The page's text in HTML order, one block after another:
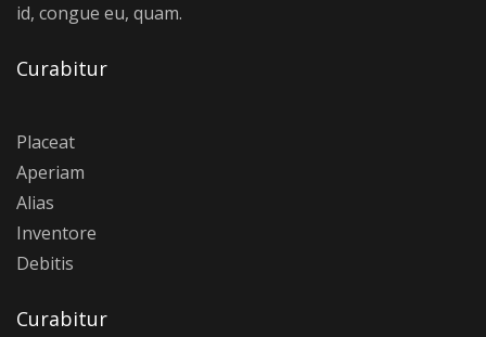
id, congue eu, quam.
Curabitur
Placeat
Aperiam
Alias
Inventore
Debitis
Curabitur